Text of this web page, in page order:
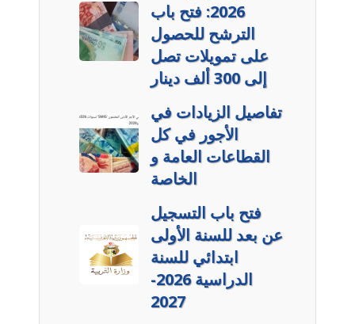
2026: فتح باب
الترشح للحصول
على تمويلات تصل
إلى 300 ألف دينار
تفاصيل الزيادات في
الأجور في كل
القطاعات العامة و
الخاصة
فتح باب التسجيل
عن بعد للسنة الأولى
ابتدائي للسنة
الدراسية 2026-
2027